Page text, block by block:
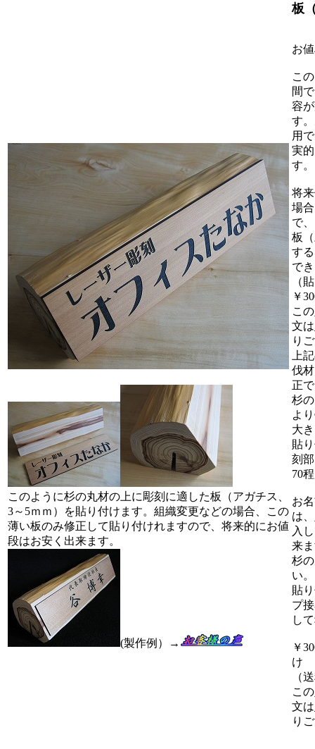
このように杉の丸材の上に彫刻に適した板（アガチス、
3～5ｍｍ）を貼り付けます。組織変更などの場合、この
薄い板のみ修正して貼り付けれますので、将来的にお値
段はお安く出来ます。
(製作例）→
板
お
こ
間
容
す
用
実
す。
将
場
で
板
す
で
（
￥
こ
文は
り
上
伐
正
杉
よ
大
貼
刻
70
お
は
入
来
杉
い。
貼
プ
し
￥
け
（
こ
文は
り